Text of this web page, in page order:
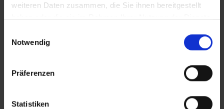
weiteren Daten zusammen, die Sie ihnen bereitgestellt
haben oder die sie im Rahmen Ihrer Nutzung der Dienste
Notwendig
Präferenzen
Statistiken